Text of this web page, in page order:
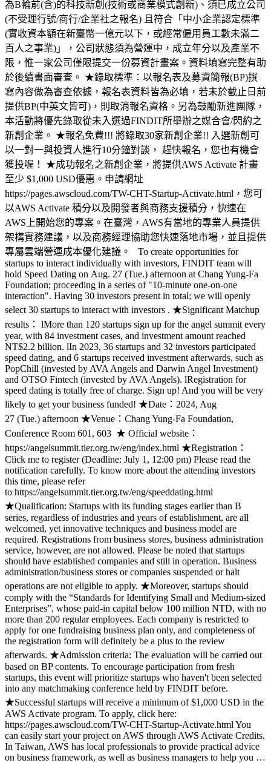
為B輪前(含)的科技新創(技術或商業模式創新)、須已成立公司
(不受理行號/商行/企業社之報名) 且符合「中小企業認定標準
(實收資本額在新臺幣一億元以下，或經常僱用員工數未滿二
百人之事業)」，公司狀態須為營運中，成立年分以及產業不
限，惟一家公司僅限提交一份募資計畫案。資料填寫完整有助
於後續書面審查。 ★錄取標準：以報名表及募資簡報(BP)撰
寫內容做為審查依據，報名表資料皆為必填，若未於截止日前
提供BP(中英文皆可)，則取消報名資格。另為鼓勵新進團隊，
本活動將優先錄取從未入選過FINDIT所舉辦之媒合會/閃約之
新創企業。 ★報名免費!!! 將錄取30家新創企業!! 入選新創可
以一對一與投資人進行10分鐘對談， 趕快報名，您也有機會
獲投喔！ ★成功報名之新創企業，將提供AWS Activate 計畫
至少 $1,000 USD優惠。申請網址
https://pages.awscloud.com/TW-CHT-Startup-Activate.html，您可
以AWS Activate 積分以及開發者與商務支援積分，快速在
AWS上開始您的專案。在臺灣，AWS有當地的專業人員提供
架構實務建議，以及商務經理協助您快速落地市場，並且提供
專屬雲端營運成本優化建議。 To create opportunities for
startups to interact individually with investors, FINDIT team will
hold Speed Dating on Aug. 27 (Tue.) afternoon at Chang Yung-Fa
Foundation; proceeding in a series of "10-minute one-on-one
interaction". Having 30 investors present in total; we will openly
select 30 startups to interact with investors . ★Significant Matchup
results： lMore than 120 startups sign up for the angel summit every
year, with 84 investment cases, and investment amount reached
NT$2.2 billion. lIn 2023, 36 startups and 32 investors participated
speed dating, and 6 startups received investment afterwards, such as
PopChill (invested by AVA Angels and Darwin Angel Investment)
and OTSO Fintech (invested by AVA Angels). lRegistration for
speed dating is totally free of charge. Sign up! And you will be very
likely to get your business funded! ★Date：2024, Aug
27 (Tue.) afternoon ★Venue：Chang Yung-Fa Foundation,
Conference Room 601, 603 ★ Official website：
https://angelsummit.tier.org.tw/eng/index.html ★Registration：
Click me to register (Deadline: July 1, 12:00 pm) Please read the
notification carefully. To know more about the attending investors
this time, please refer
to https://angelsummit.tier.org.tw/eng/speeddating.html
★Qualification: Startups with its funding stages earlier than B
series, regardless of industries and years of establishment, are all
welcomed, yet innovative techniques and business model are
required. Registrations from business stores, business administration
service, however, are not allowed. Please be noted that startups
should have established companies and still in operation. Business
administration/business stores or companies suspended or halt
operations are not eligible to apply. ★Moreover, startups should
comply with the “Standards for Identifying Small and Medium-sized
Enterprises”, whose paid-in capital below 100 million NTD, with no
more than 200 regular employees. Each company is restricted to
apply for one fundraising business plan only, and completeness of
the registration form will definitely be a plus to the review
afterwards. ★Admission criteria: The evaluation will be carried out
based on BP contents. To encourage participation from fresh
startups, this event will prioritize startups who haven't been selected
into any matchmaking conference held by FINDIT before.
★Successful startups will receive a minimum of $1,000 USD in the
AWS Activate program. To apply, click here:
https://pages.awscloud.com/TW-CHT-Startup-Activate.html You
can easily start your project on AWS through AWS Activate Credits.
In Taiwan, AWS has local professionals to provide practical advice
on business framework, as well as business managers to help you …